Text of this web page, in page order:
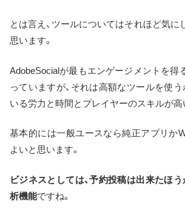
とは言え、ツールについてはそれほど気に
思います。
AdobeSocialが最もエンゲージメントを得
っていますが、それは高額なツールを使う
いる労力と時間とプレイヤーのスキルが高
基本的には一般ユースなら純正アプリか
よいと思います。
ビジネスとしては、予約投稿は出来たほう
析機能ですね。